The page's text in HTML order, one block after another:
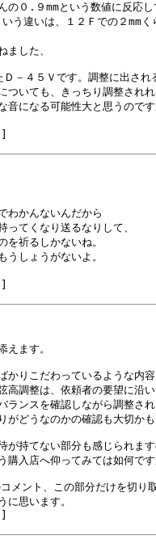
の０.９mmという数値に反応し
う違いは、１２Ｆでの２mmく
ました、
－４５Ｖです。調整に出され
ついても、きっちり調整され
音になる可能性大と思うのです
わかんないんだから
ってくなり送るなりして、
を祈るしかないね。
うしょうがないよ。
えます。
かりこだわっているような内
高調整は、依頼者の要望に沿い
ランスを確認しながら調整され
がどうなのかの確認も大切かも
が持てない部分も感じられま
購入店へ仰ってみては如何です
メント、この部分だけを切り
に思います。